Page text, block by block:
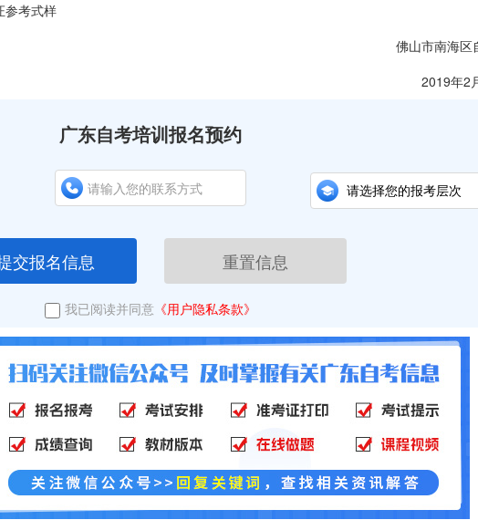
考式样
佛山市南海区
2019年2
广东自考培训报名预约
交报名信息 重置信息
我已阅读并同意 《用户隐私条款》